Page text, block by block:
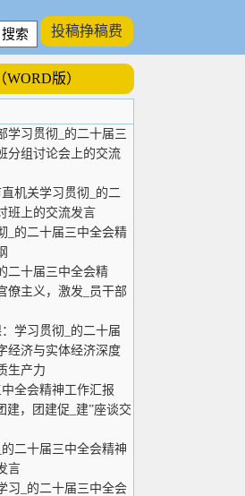
投稿挣稿费
版）
学习贯彻_的二十届三
分组讨论会上的交流
直机关学习贯彻_的二
班上的交流发言
_的二十届三中全会精
二十届三中全会精
僚主义，激发_员干部
学习贯彻_的二十届
经济与实体经济深度
生产力
全会精神工作汇报
建，团建促_建”座谈交
二十届三中全会精神
言
习_的二十届三中全会